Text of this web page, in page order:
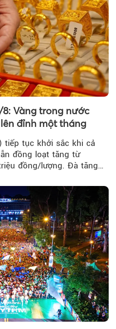
Vàng trong nước
đỉnh một tháng
tiếp tục khởi sắc khi cả
đồng loạt tăng từ
đồng/lượng. Đà tăng
mức cao nhất trong